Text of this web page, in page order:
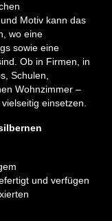
Motiv kann das
wo eine
sowie eine
Ob in Firmen, in
Schulen,
Wohnzimmer –
einsetzen.
und verfügen